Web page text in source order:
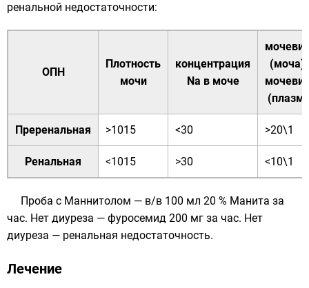
ренальной недостаточности:
ОПН
Плотность
мочи
концентрация
Na в моче
(моча)
Преренальная >1015 <30 >20\1
Ренальная <1015 >30 <10\1
Проба с Маннитолом — в/в 100 мл 20 % Манита за
час. Нет диуреза — фуросемид 200 мг за час. Нет
диуреза — ренальная недостаточность.
Лечение